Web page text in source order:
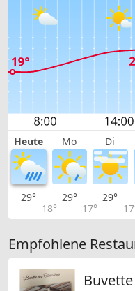
Heute Mo Di
29°
18°
29°
17°
29°
Empfohlene